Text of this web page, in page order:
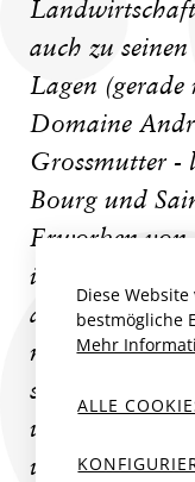
auch zu
Lagen
Domaine
Grossmutter -
Bourg und
Erworben von
über
arbeitete und
noch mit alten
seinen Weinen
wunderbare
welches die
Diese
bestmögliche
Mehr
ALLE